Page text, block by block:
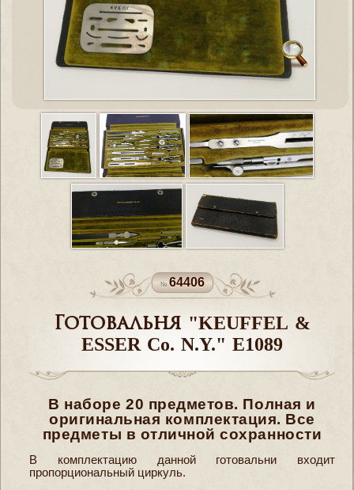
64406
Готовальня "KEUFFEL &
ESSER Co. N.Y." E1089
В наборе 20 предметов. Полная и
оригинальная комплектация. Все
предметы в отличной сохранности
В комплектацию данной готовальни входит
пропорциональный циркуль.